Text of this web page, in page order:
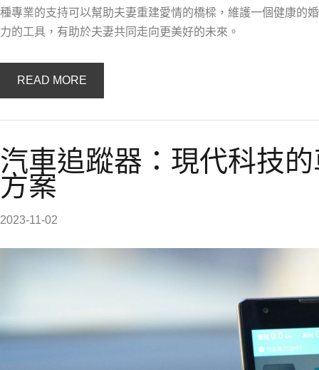
種專業的支持可以幫助夫妻重建愛情的橋樑，維護一個健康的
力的工具，有助於夫妻共同走向更美好的未來。
READ MORE
汽車追蹤器：現代科技
方案
2023-11-02